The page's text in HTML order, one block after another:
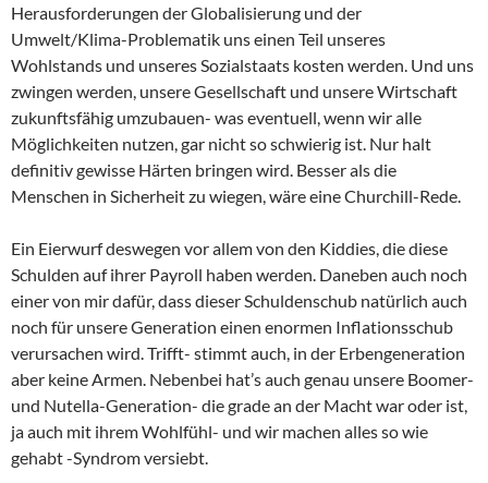
Herausforderungen der Globalisierung und der
Umwelt/Klima-Problematik uns einen Teil unseres
Wohlstands und unseres Sozialstaats kosten werden. Und uns
zwingen werden, unsere Gesellschaft und unsere Wirtschaft
zukunftsfähig umzubauen- was eventuell, wenn wir alle
Möglichkeiten nutzen, gar nicht so schwierig ist. Nur halt
definitiv gewisse Härten bringen wird. Besser als die
Menschen in Sicherheit zu wiegen, wäre eine Churchill-Rede.
Ein Eierwurf deswegen vor allem von den Kiddies, die diese
Schulden auf ihrer Payroll haben werden. Daneben auch noch
einer von mir dafür, dass dieser Schuldenschub natürlich auch
noch für unsere Generation einen enormen Inflationsschub
verursachen wird. Trifft- stimmt auch, in der Erbengeneration
aber keine Armen. Nebenbei hat’s auch genau unsere Boomer-
und Nutella-Generation- die grade an der Macht war oder ist,
ja auch mit ihrem Wohlfühl- und wir machen alles so wie
gehabt -Syndrom versiebt.